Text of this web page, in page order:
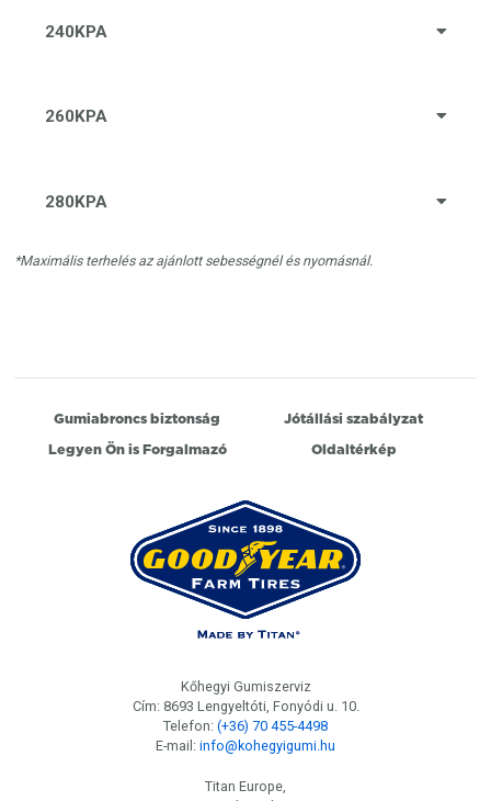
240KPA
260KPA
280KPA
*Maximális terhelés az ajánlott sebességnél és nyomásnál.
Gumiabroncs biztonság
Jótállási szabályzat
Legyen Ön is Forgalmazó
Oldaltérkép
Kőhegyi Gumiszerviz
Cím: 8693 Lengyeltóti, Fonyódi u. 10.
Telefon: (+36) 70 455-4498
E-mail: info@kohegyigumi.hu
Titan Europe,